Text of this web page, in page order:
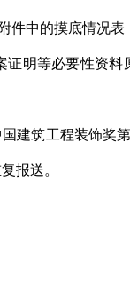
件中的摸底情况
明等必要性资
建筑工程装饰
报送。